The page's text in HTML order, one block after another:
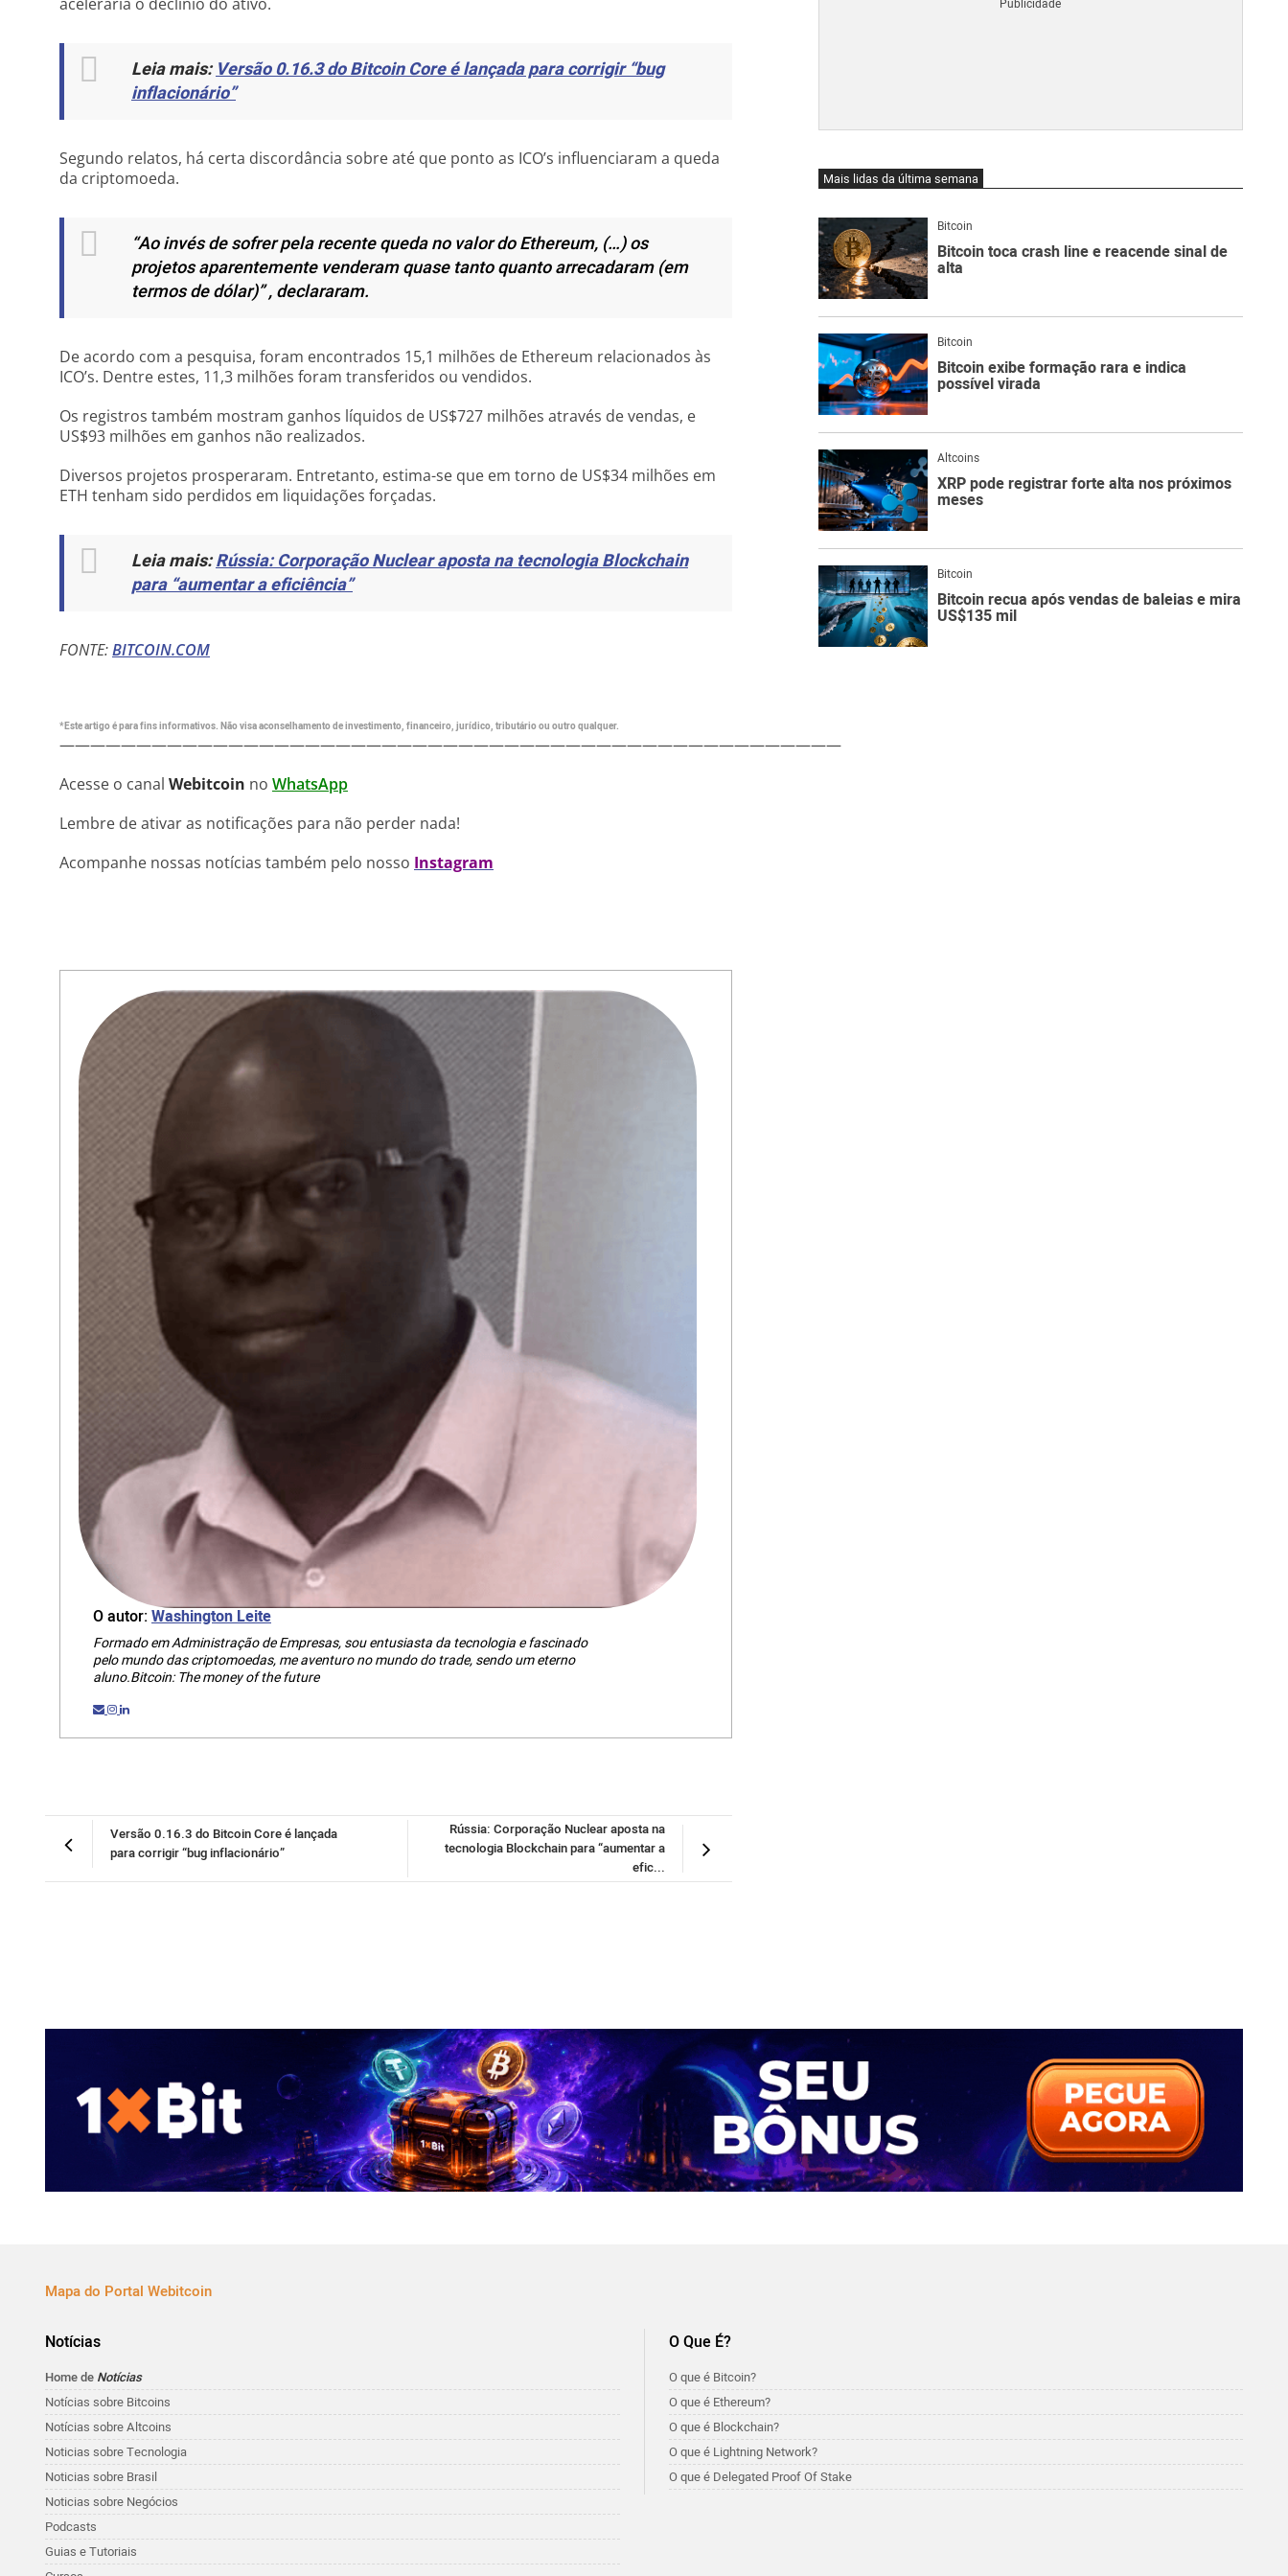
Leia mais:Versão 0.16.3 do Bitcoin Core é lançada para corrigir “bug
inflacionário”
Segundo relatos, há certa discordância sobre até que ponto as ICO’s influenciaram a queda
da criptomoeda.
“Ao invés de sofrer pela recente queda no valor do Ethereum, (…) os
projetos aparentemente venderam quase tanto quanto arrecadaram (em
termos de dólar)”, declararam.
De acordo com a pesquisa, foram encontrados 15,1 milhões de Ethereum relacionados às
ICO’s. Dentre estes, 11,3 milhões foram transferidos ou vendidos.
Os registros também mostram ganhos líquidos de US$727 milhões através de vendas, e
US$93 milhões em ganhos não realizados.
Diversos projetos prosperaram. Entretanto, estima-se que em torno de US$34 milhões em
ETH tenham sido perdidos em liquidações forçadas.
Leia mais:Rússia: Corporação Nuclear aposta na tecnologia Blockchain
para “aumentar a eficiência”
FONTE:BITCOIN.COM
*Este artigo é para fins informativos. Não visa aconselhamento de investimento, financeiro, jurídico, tributário ou outro qualquer.
———————————————————————————————————————————————————
Acesse o canal Webitcoin no WhatsApp
Lembre de ativar as notificações para não perder nada!
Acompanhe nossas notícias também pelo nosso Instagram
O autor:Washington Leite
Formado em Administração de Empresas, sou entusiasta da tecnologia e fascinado
pelo mundo das criptomoedas, me aventuro no mundo do trade, sendo um eterno
aluno.Bitcoin: The money of the future
Rússia: Corporação Nuclear aposta na
tecnologia Blockchain para “aumentar a
efic...
Versão 0.16.3 do Bitcoin Core é lançada
para corrigir “bug inflacionário”
Mais lidas da última semana
Bitcoin
Bitcoin toca crash line e reacende sinal de
alta
Bitcoin
Bitcoin exibe formação rara e indica
possível virada
Altcoins
XRP pode registrar forte alta nos próximos
meses
Bitcoin
Bitcoin recua após vendas de baleias e mira
US$135 mil
Mapa do Portal Webitcoin
Notícias
Home de Notícias
Notícias sobre Bitcoins
Notícias sobre Altcoins
Noticias sobre Tecnologia
Noticias sobre Brasil
Noticias sobre Negócios
Podcasts
Guias e Tutoriais
O Que É?
O que é Bitcoin?
O que é Ethereum?
O que é Blockchain?
O que é Lightning Network?
O que é Delegated Proof Of Stake